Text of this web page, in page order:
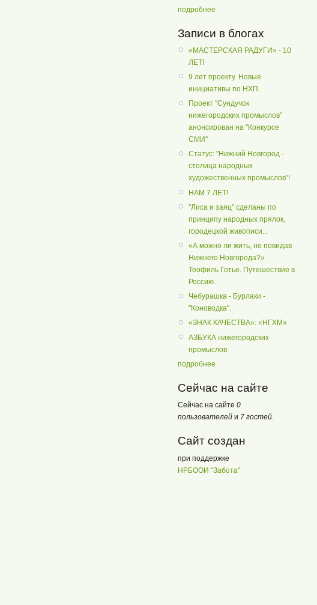
подробнее
Записи в блогах
«МАСТЕРСКАЯ РАДУГИ» - 10
ЛЕТ!
9 лет проекту. Новые
инициативы по НХП.
Проект "Сундучок
нижегородских промыслов"
анонсирован на "Конкурсе
СМИ"
Статус: "Нижний Новгород -
столица народных
художественных промыслов"!
НАМ 7 ЛЕТ!
"Лиса и заяц" сделаны по
принципу народных прялок,
городецкой живописи...
«А можно ли жить, не повидав
Нижнего Новгорода?»
Теофиль Готье. Путешествие в
Россию.
Чебурашка - Бурлаки -
"Коноводка".
«ЗНАК КАЧЕСТВА»: «НГХМ»
АЗБУКА нижегородских
промыслов
подробнее
Сейчас на сайте
Сейчас на сайте 0
пользователей и 7 гостей
Сайт создан
при поддержке
НРБООИ "Забота"